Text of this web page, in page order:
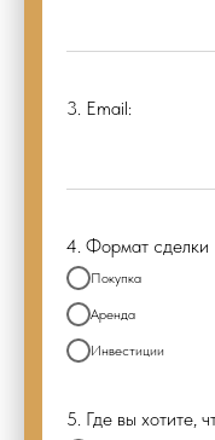
3. Email:
4. Формат сделки
Покупка
Аренда
Инвестиции
5. Где вы хотите,